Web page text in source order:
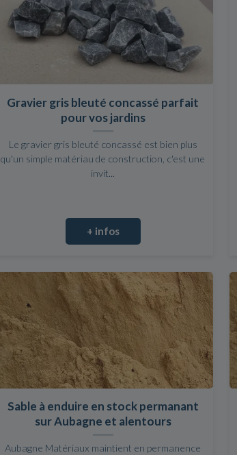
Gravier gris bleuté concassé parfait
pour vos jardins
Le gravier gris bleuté concassé est bien plus
qu'un simple matériau de construction, c'est une
invit...
+ infos
Sable à enduire en stock permanant
sur Aubagne et alentours
Aubagne Matériaux maintient en permanence